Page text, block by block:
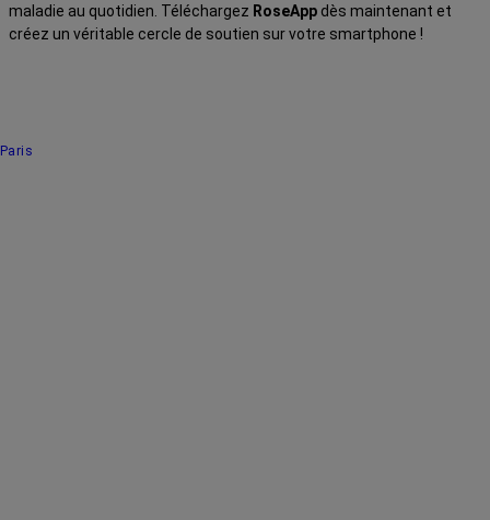
maladie au quotidien. Téléchargez RoseApp dès maintenant et
créez un véritable cercle de soutien sur votre smartphone !
Paris